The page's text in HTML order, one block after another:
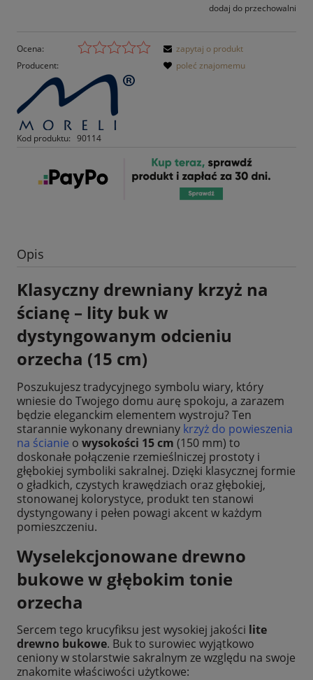
dodaj do przechowalni
Ocena:
Producent:
Kod produktu: 90114
zapytaj o produkt
poleć znajomemu
Opis
Klasyczny drewniany krzyż na
ścianę – lity buk w
dystyngowanym odcieniu
orzecha (15 cm)
Poszukujesz tradycyjnego symbolu wiary, który
wniesie do Twojego domu aurę spokoju, a zarazem
będzie eleganckim elementem wystroju? Ten
starannie wykonany drewniany krzyż do powieszenia
na ścianie o wysokości 15 cm (150 mm) to
doskonałe połączenie rzemieślniczej prostoty i
głębokiej symboliki sakralnej. Dzięki klasycznej formie
o gładkich, czystych krawędziach oraz głębokiej,
stonowanej kolorystyce, produkt ten stanowi
dystyngowany i pełen powagi akcent w każdym
pomieszczeniu.
Wyselekcjonowane drewno
bukowe w głębokim tonie
orzecha
Sercem tego krucyfiksu jest wysokiej jakości lite
drewno bukowe. Buk to surowiec wyjątkowo
ceniony w stolarstwie sakralnym ze względu na swoje
znakomite właściwości użytkowe: